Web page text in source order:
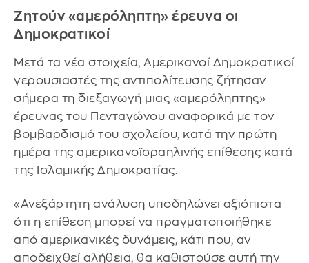
Ζητούν «αμερόληπτη» έρευνα οι
Δημοκρατικοί
Μετά τα νέα στοιχεία, Αμερικανοί Δημοκρατικοί
γερουσιαστές της αντιπολίτευσης ζήτησαν
σήμερα τη διεξαγωγή μιας «αμερόληπτης»
έρευνας του Πενταγώνου αναφορικά με τον
βομβαρδισμό του σχολείου, κατά την πρώτη
ημέρα της αμερικανοϊσραηλινής επίθεσης κατά
της Ισλαμικής Δημοκρατίας.
«Ανεξάρτητη ανάλυση υποδηλώνει αξιόπιστα
ότι η επίθεση μπορεί να πραγματοποιήθηκε
από αμερικανικές δυνάμεις, κάτι που, αν
αποδειχθεί αλήθεια, θα καθιστούσε αυτή την